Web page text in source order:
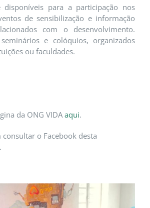
disponíveis para a participação nos
de sensibilização e informação
com o desenvolvimento.
e colóquios, organizados
ou faculdades.
da ONG VIDAaqui.
o Facebook desta
.